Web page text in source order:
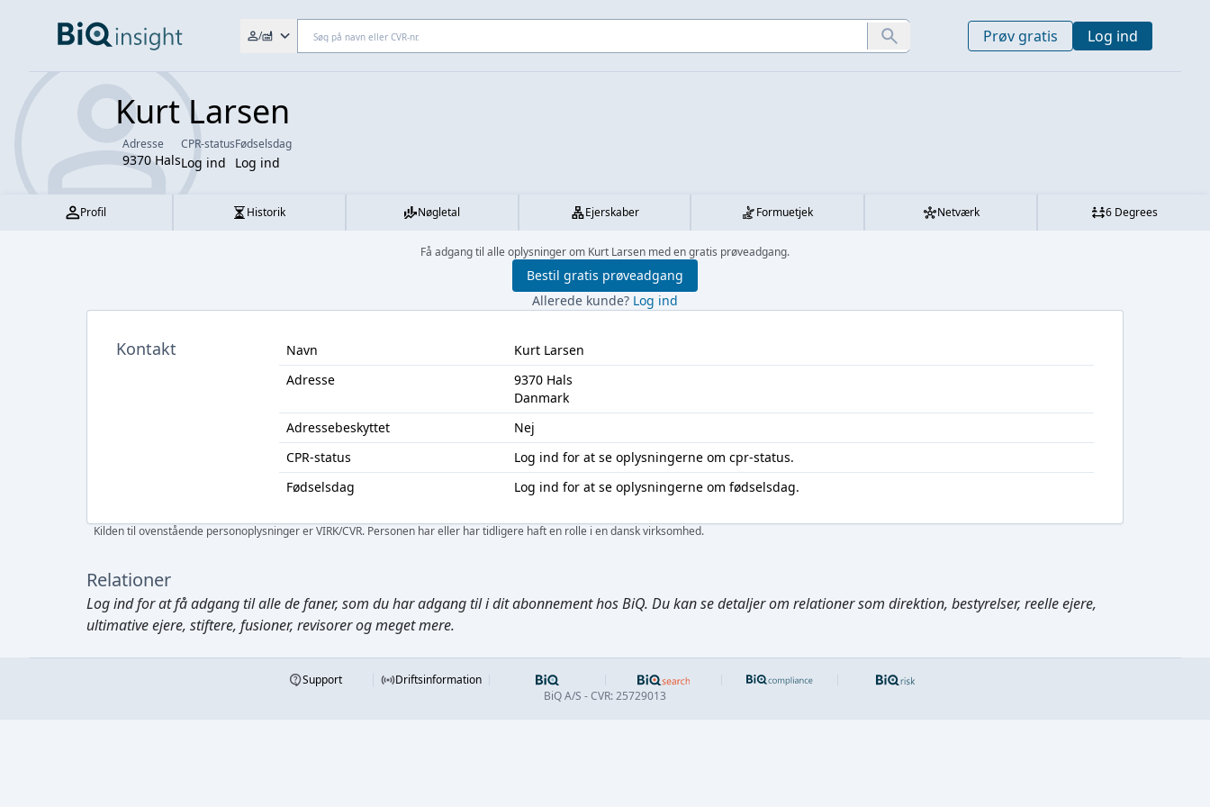
/ Prøv gratis Log ind
Kurt Larsen
Adresse
9370 Hals
CPR-status
Log ind
Fødselsdag
Log ind
Profil Historik Nøgletal Ejerskaber Formuetjek Netværk 6 Degrees
Få adgang til alle oplysninger om Kurt Larsen med en gratis prøveadgang.
Bestil gratis prøveadgang
Allerede kunde? Log ind
Kontakt Navn
Kurt Larsen
Adresse
9370 Hals
Danmark
Adressebeskyttet
Nej
CPR-status
Log ind for at se oplysningerne om cpr-status.
Fødselsdag
Log ind for at se oplysningerne om fødselsdag.
Kilden til ovenstående personoplysninger er VIRK/CVR. Personen har eller har tidligere haft en rolle i en dansk virksomhed.
Relationer
Log indfor at få adgang til alle de faner, som du har adgang til i dit abonnement hos BiQ. Du kan se detaljer om relationer som direktion, bestyrelser, reelle ejere,
ultimative ejere, stiftere, fusioner, revisorer og meget mere.
Support
Driftsinformation
BiQ A/S - CVR: 25729013